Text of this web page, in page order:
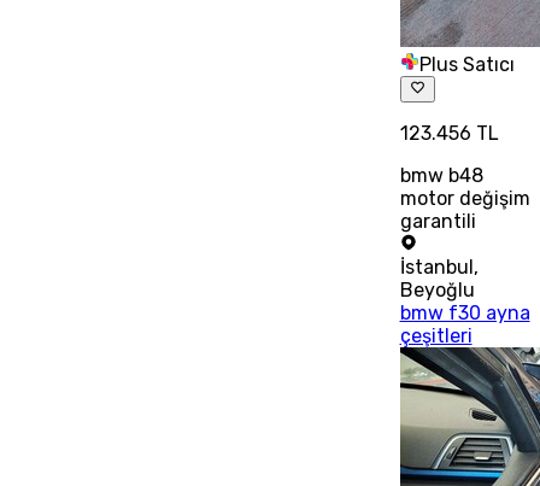
Plus Satıcı
123.456 TL
bmw b48
motor değişim
garantili
İstanbul ,
Beyoğlu
bmw f30 ayna
çeşitleri